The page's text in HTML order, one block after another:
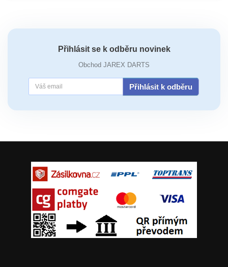
Přihlásit se k odběru novinek
Obchod JAREX DARTS
Přihlásit k odběru